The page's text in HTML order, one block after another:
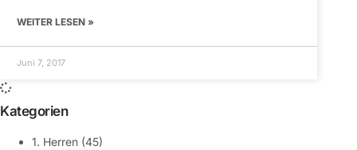
WEITER LESEN »
Juni 7, 2017
Kategorien
1. Herren (45)